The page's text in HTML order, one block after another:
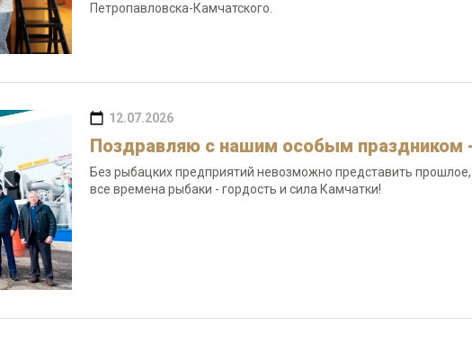
Петропавловска-Камчатского.
12.07.2026
Поздравляю с нашим особым
Без рыбацких предприятий невозможно представить
все времена рыбаки - гордость и сила Камчатки!